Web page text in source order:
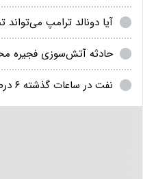
آیا دونالد ترامپ
حادثه آتش‌سوزی فجیره
نفت در ساعات گذشته ۶ درصد گران‌تر شد